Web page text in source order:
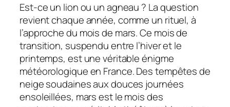
Est-ce un lion ou un agneau ? La question
revient chaque année, comme un rituel, à
l’approche du mois de mars. Ce mois de
transition, suspendu entre l’hiver et le
printemps, est une véritable énigme
météorologique en France. Des tempêtes de
neige soudaines aux douces journées
ensoleillées, mars est le mois des